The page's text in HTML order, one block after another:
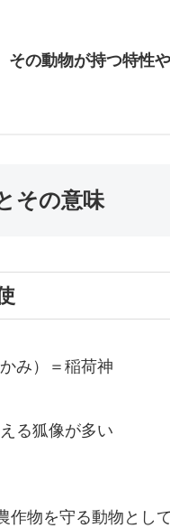
その動物が持つ特性
その意味
み）＝稲荷神
る狐像が多い
物を守る動物とし